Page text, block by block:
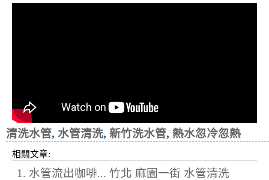
清洗水管, 水管清洗, 新竹洗水管, 熱水忽冷忽熱
相關文章:
1. 水管流出咖啡... 竹北 麻園一街 水管清洗